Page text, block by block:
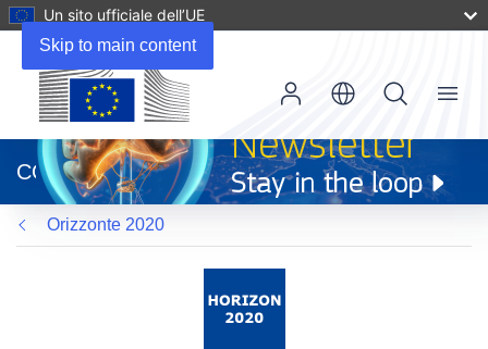
Skip to main content
Un sito ufficiale dell’UE
apre
in
una
nuova
finestra)
CORDIS
Menu
Orizzonte 2020